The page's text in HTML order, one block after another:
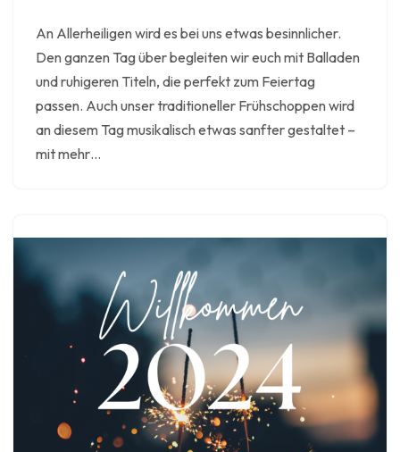
An Allerheiligen wird es bei uns etwas besinnlicher.
Den ganzen Tag über begleiten wir euch mit Balladen
und ruhigeren Titeln, die perfekt zum Feiertag
passen. Auch unser traditioneller Frühschoppen wird
an diesem Tag musikalisch etwas sanfter gestaltet –
mit mehr…